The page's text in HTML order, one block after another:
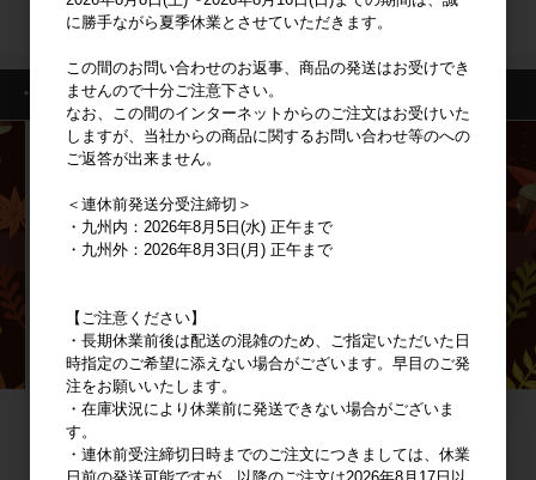
新規会員登録
・特集一覧
に勝手ながら夏季休業とさせていただきます。
この間のお問い合わせのお返事、商品の発送はお受けでき
ませんので十分ご注意下さい。
なお、この間のインターネットからのご注文はお受けいた
しますが、当社からの商品に関するお問い合わせ等のへの
ご返答が出来ません。
＜連休前発送分受注締切＞
・九州内：2026年8月5日(水) 正午まで
・九州外：2026年8月3日(月) 正午まで
【ご注意ください】
・長期休業前後は配送の混雑のため、ご指定いただいた日
時指定のご希望に添えない場合がございます。早目のご発
注をお願いいたします。
・在庫状況により休業前に発送できない場合がございま
す。
・連休前受注締切日時までのご注文につきましては、休業